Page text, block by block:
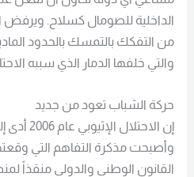
الداخلية للصومال كسلاح. ويرفض
من التفكك بالتمسك بالحدود
والتي خلفها الدمار الذي سببه
حركة الشباب تعود من جديد
إن
وأصبحت مذكرة التفاهم التي
القانون الوطني والدولي منقذاً